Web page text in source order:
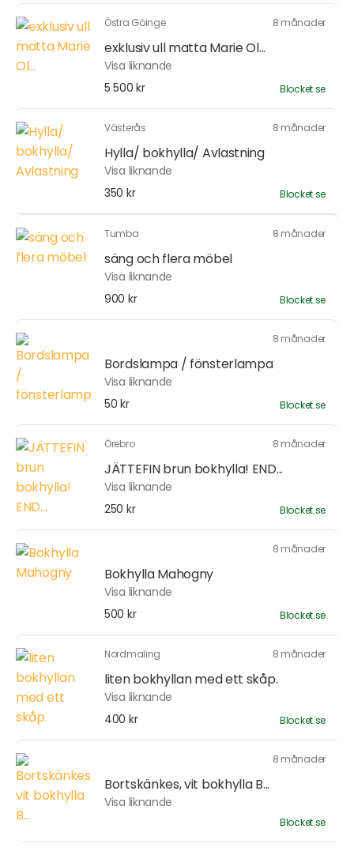
Östra Göinge 8 månader
exklusiv ull matta Marie Ol...
Visa liknande
5 500 kr
Blocket.se
Västerås 8 månader
Hylla/ bokhylla/ Avlastning
Visa liknande
350 kr
Blocket.se
Tumba 8 månader
säng och flera möbel
Visa liknande
900 kr
Blocket.se
8 månader
Bordslampa / fönsterlampa
Visa liknande
50 kr
Blocket.se
Örebro 8 månader
JÄTTEFIN brun bokhylla! END...
Visa liknande
250 kr
Blocket.se
8 månader
Bokhylla Mahogny
Visa liknande
500 kr
Blocket.se
Nordmaling 8 månader
liten bokhyllan med ett skåp.
Visa liknande
400 kr
Blocket.se
8 månader
Bortskänkes, vit bokhylla B...
Visa liknande
Blocket.se